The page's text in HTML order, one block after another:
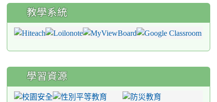
教學系統
學習資源